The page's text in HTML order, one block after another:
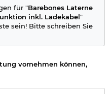
für "Barebones Laterne
inkl. Ladekabel"
sein! Bitte schreiben Sie
vornehmen können,